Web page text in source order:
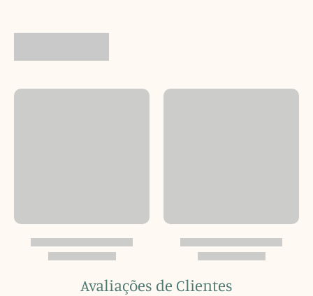
Avaliações de Clientes